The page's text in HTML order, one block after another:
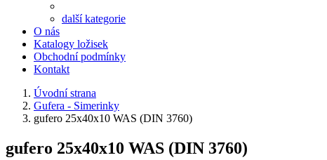
další kategorie
O nás
Katalogy ložisek
Obchodní podmínky
Kontakt
Úvodní strana
Gufera - Simerinky
gufero 25x40x10 WAS (DIN 3760)
gufero 25x40x10 WAS (DIN 3760)